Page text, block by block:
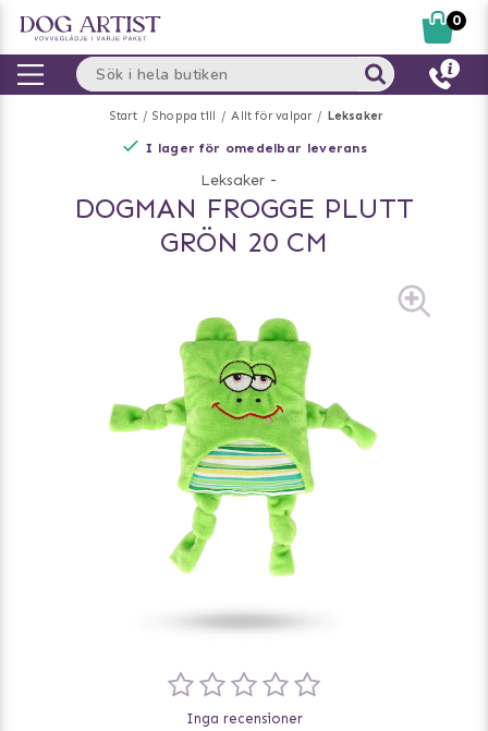
Start Shoppa till Allt för valpar Leksaker
I lager för omedelbar leverans
Leksaker -
DOGMAN FROGGE PLUTT
GRÖN 20 CM
Inga recensioner
0